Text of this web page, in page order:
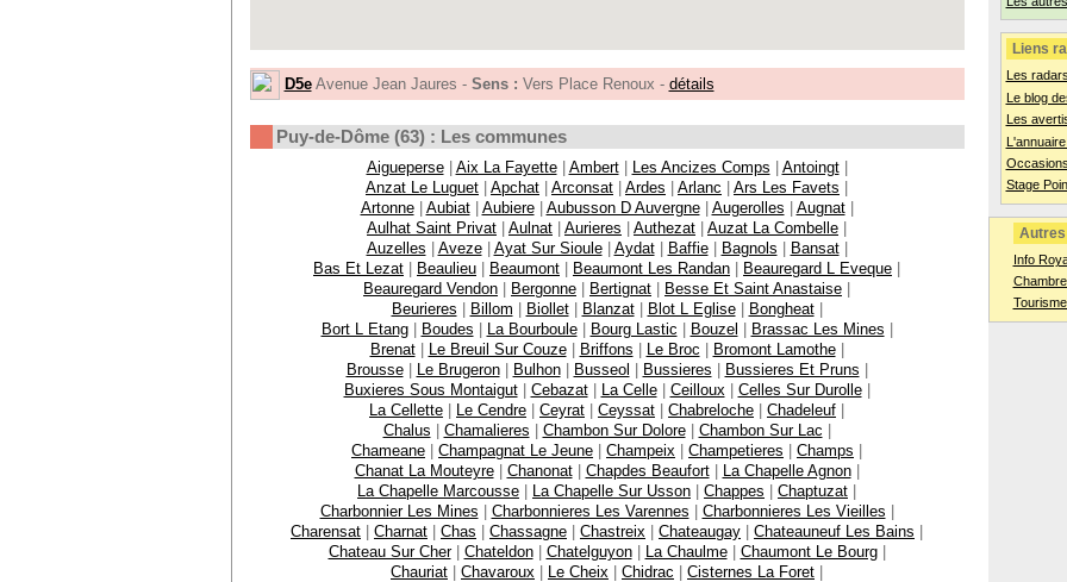
Liens
Les
Le blog
Les
Stage
Info
D5eAvenue Jean Jaures - Sens : Vers Place Renoux - détails
Puy-de-Dôme (63) : Les communes
Aigueperse| Aix La Fayette| Ambert| Les Ancizes Comps Antoingt|
Anzat Le Luguet
Apchat Arconsat Ardes Arlanc Ars Les Favets
Artonne| Aubiat| Aubiere| Aubusson D Auvergne| Augerolles Augnat|
Aulhat Saint Privat
Aulnat Aurieres Authezat Auzat La Combelle
Auzelles
Aveze| Ayat Sur Sioule| Aydat| Baffie| Bagnols Bansat|
Bas Et Lezat
Beaulieu Beaumont Beaumont Les Randan Beauregard L Eveque
Beauregard Vendon
Bergonne Bertignat Besse Et Saint Anastaise
Beurieres
Billom Biollet| Blanzat| Blot L Eglise| Bongheat|
Bort L Etang| Boudes La Bourboule| Bourg Lastic Bouzel Brassac Les Mines
Brenat| Le Breuil Sur Couze| Briffons Le Broc Bromont Lamothe|
Brousse| Le Brugeron| Bulhon| Busseol Bussieres Bussieres Et Pruns
Buxieres Sous Montaigut| Cebazat| La Celle| Ceilloux| Celles Sur Durolle|
La Cellette
Le Cendre Ceyrat Ceyssat Chabreloche Chadeleuf
Chalus
Chamalieres Chambon Sur Dolore| Chambon Sur Lac
Chameane
Champagnat Le Jeune Champeix Champetieres Champs
Chanat La Mouteyre| Chanonat| Chapdes Beaufort| La Chapelle Agnon|
La Chapelle Marcousse
La Chapelle Sur Usson Chappes Chaptuzat
Charbonnier Les Mines
Charbonnieres Les Varennes Charbonnieres Les Vieilles
Charensat
Charnat Chas Chassagne Chastreix Chateaugay Chateauneuf Les Bains
Chateau Sur Cher| Chateldon| Chatelguyon| La Chaulme| Chaumont Le Bourg|
Chauriat
Chavaroux Le Cheix Chidrac Cisternes La Foret